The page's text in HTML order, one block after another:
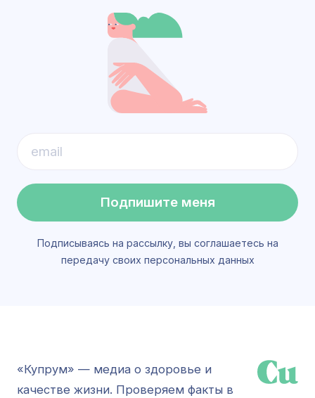
Подпишите меня
Подписываясь на рассылку, вы соглашаетесь на
передачу своих персональных данных
«Купрум» — медиа о здоровье и
качестве жизни. Проверяем факты в